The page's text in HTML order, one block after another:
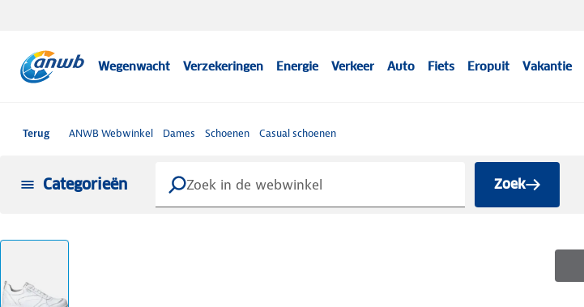
Wegenwacht Verzekeringen Energie Verkeer Auto Fiets Eropuit Vakantie
Terug ANWB Webwinkel Dames Schoenen Casual schoenen
Categorieën Zoek